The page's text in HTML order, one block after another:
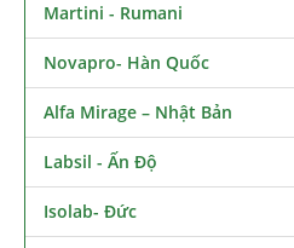
Martini - Rumani
Novapro- Hàn Quốc
Alfa Mirage – Nhật Bản
Labsil - Ấn Độ
Isolab- Đức